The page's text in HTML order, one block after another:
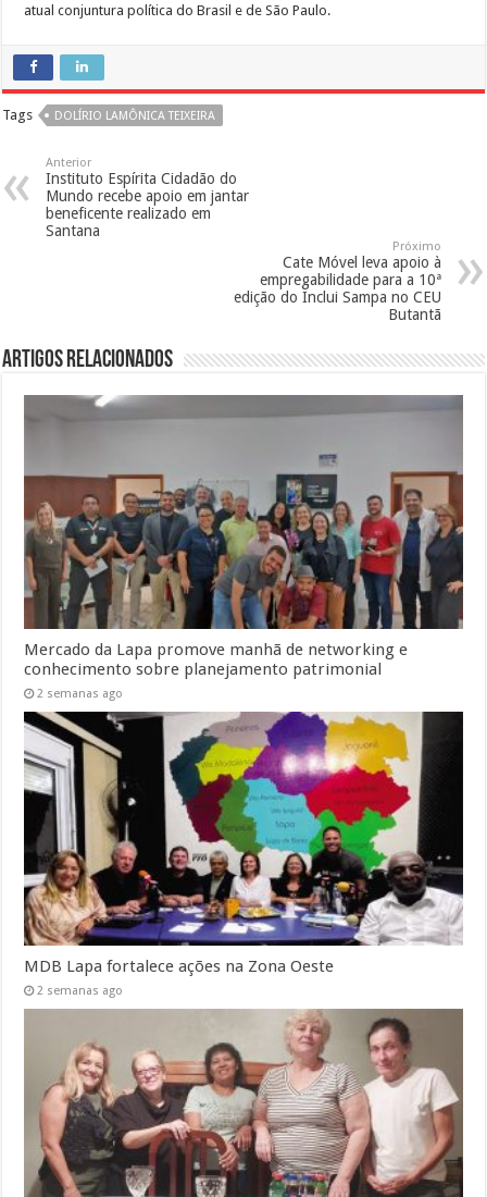
atual conjuntura política do Brasil e de São Paulo.
Tags DOLÍRIO LAMÔNICA TEIXEIRA
Anterior
Instituto Espírita Cidadão do
Mundo recebe apoio em jantar
beneficente realizado em
Santana
Próximo
Cate Móvel leva apoio à
empregabilidade para a 10ª
edição do Inclui Sampa no CEU
Butantã
Artigos Relacionados
Mercado da Lapa promove manhã de networking e
conhecimento sobre planejamento patrimonial
2 semanas ago
MDB Lapa fortalece ações na Zona Oeste
2 semanas ago